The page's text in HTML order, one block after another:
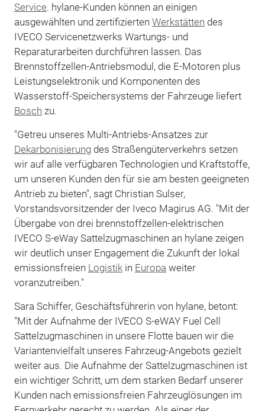
Service. hylane-Kunden können an einigen
ausgewählten und zertifizierten Werkstätten des
IVECO Servicenetzwerks Wartungs- und
Reparaturarbeiten durchführen lassen. Das
Brennstoffzellen-Antriebsmodul, die E-Motoren plus
Leistungselektronik und Komponenten des
Wasserstoff-Speichersystems der Fahrzeuge liefert
Bosch zu.
"Getreu unseres Multi-Antriebs-Ansatzes zur
Dekarbonisierungdes Straßengüterverkehrs setzen
wir auf alle verfügbaren Technologien und Kraftstoffe,
um unseren Kunden den für sie am besten geeigneten
Antrieb zu bieten", sagt Christian Sulser,
Vorstandsvorsitzender der Iveco Magirus AG. "Mit der
Übergabe von drei brennstoffzellen-elektrischen
IVECO S-eWay Sattelzugmaschinen an hylane zeigen
wir deutlich unser Engagement die Zukunft der lokal
emissionsfreien Logistikin Europa weiter
voranzutreiben."
Sara Schiffer, Geschäftsführerin von hylane, betont:
"Mit der Aufnahme der IVECO S-eWAY Fuel Cell
Sattelzugmaschinen in unsere Flotte bauen wir die
Variantenvielfalt unseres Fahrzeug-Angebots gezielt
weiter aus. Die Aufnahme der Sattelzugmaschinen ist
ein wichtiger Schritt, um dem starken Bedarf unserer
Kunden nach emissionsfreien Fahrzeuglösungen im